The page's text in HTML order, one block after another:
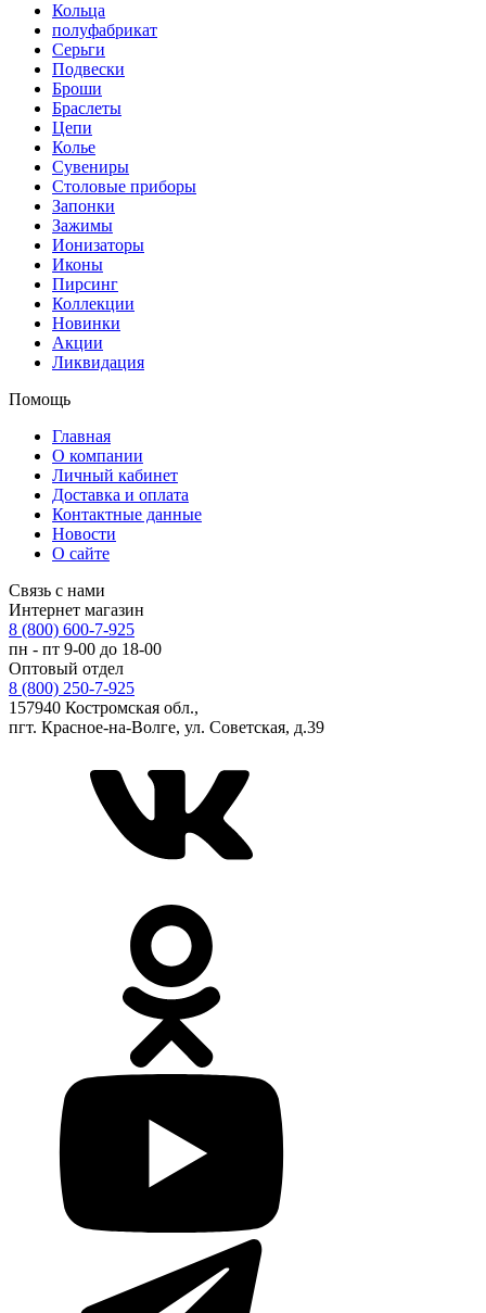
Кольца
полуфабрикат
Серьги
Подвески
Броши
Браслеты
Цепи
Колье
Сувениры
Столовые приборы
Запонки
Зажимы
Ионизаторы
Иконы
Пирсинг
Коллекции
Новинки
Акции
Ликвидация
Помощь
Главная
О компании
Личный кабинет
Доставка и оплата
Контактные данные
Новости
О сайте
Связь с нами
Интернет магазин
8 (800) 600-7-925
пн - пт 9-00 до 18-00
Оптовый отдел
8 (800) 250-7-925
157940 Костромская обл.,
пгт. Красное-на-Волге, ул. Советская, д.39